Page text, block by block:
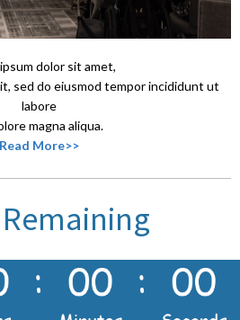
dolor sit amet,
sed do eiusmod tempor incididunt ut
labore
magna aliqua.
Read More>>